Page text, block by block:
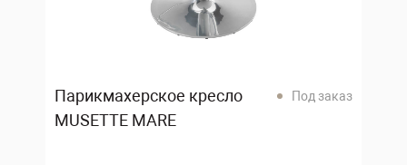
Парикмахерское кресло
MUSETTE MARE
Под заказ